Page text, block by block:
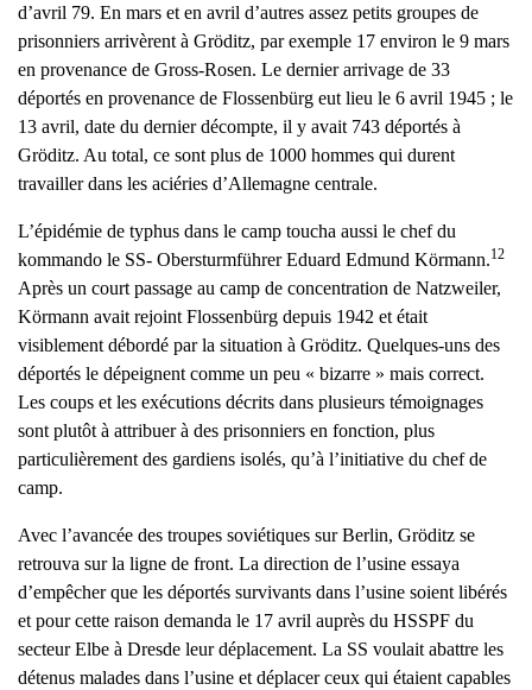
d’avril 79. En mars et en avril d’autres assez petits groupes de
prisonniers arrivèrent à Gröditz, par exemple 17 environ le 9 mars
en provenance de Gross-Rosen. Le dernier arrivage de 33
déportés en provenance de Flossenbürg eut lieu le 6 avril 1945 ; le
13 avril, date du dernier décompte, il y avait 743 déportés à
Gröditz. Au total, ce sont plus de 1000 hommes qui durent
travailler dans les aciéries d’Allemagne centrale.
L’épidémie de typhus dans le camp toucha aussi le chef du
kommando le SS- Obersturmführer Eduard Edmund Körmann.12
Après un court passage au camp de concentration de Natzweiler,
Körmann avait rejoint Flossenbürg depuis 1942 et était
visiblement débordé par la situation à Gröditz. Quelques-uns des
déportés le dépeignent comme un peu « bizarre » mais correct.
Les coups et les exécutions décrits dans plusieurs témoignages
sont plutôt à attribuer à des prisonniers en fonction, plus
particulièrement des gardiens isolés, qu’à l’initiative du chef de
camp.
Avec l’avancée des troupes soviétiques sur Berlin, Gröditz se
retrouva sur la ligne de front. La direction de l’usine essaya
d’empêcher que les déportés survivants dans l’usine soient libérés
et pour cette raison demanda le 17 avril auprès du HSSPF du
secteur Elbe à Dresde leur déplacement. La SS voulait abattre les
détenus malades dans l’usine et déplacer ceux qui étaient capables